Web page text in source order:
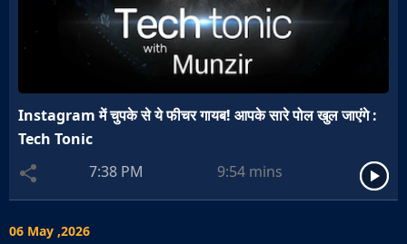
Instagram में चुपके से ये फीचर गायब! आपके सारे पोल खुल जाएंगे :
Tech Tonic
7:38 PM
9:54 mins
06 May ,2026